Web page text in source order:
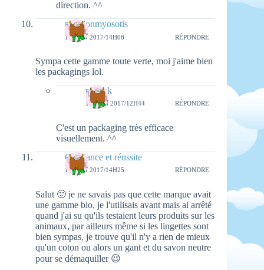
direction. ^^
papillonmyosotis
16 JUIN 2017/14H08 RÉPONDRE
Sympa cette gamme toute verte, moi j'aime bien
les packagings lol.
natieak
18 JUIN 2017/12H44 RÉPONDRE
C'est un packaging très efficace
visuellement. ^^
Confiance et réussite
16 JUIN 2017/14H25 RÉPONDRE
Salut 🙂 je ne savais pas que cette marque avait
une gamme bio, je l'utilisais avant mais ai arrêté
quand j'ai su qu'ils testaient leurs produits sur les
animaux, par ailleurs même si les lingettes sont
bien sympas, je trouve qu'il n'y a rien de mieux
qu'un coton ou alors un gant et du savon neutre
pour se démaquiller 😉